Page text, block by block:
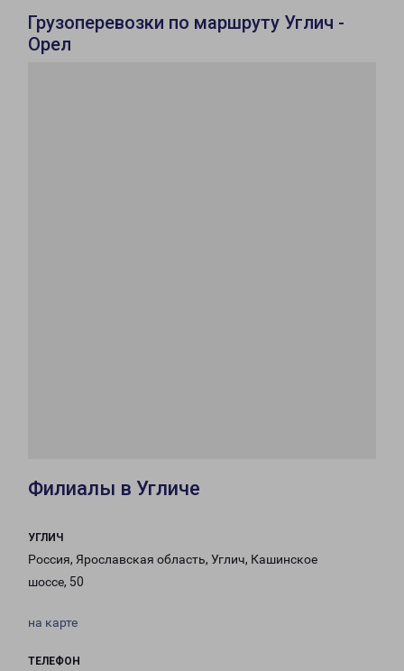
Грузоперевозки по маршруту Углич -
Орел
Филиалы в Угличе
УГЛИЧ
Россия, Ярославская область, Углич, Кашинское
шоссе, 50
на карте
ТЕЛЕФОН